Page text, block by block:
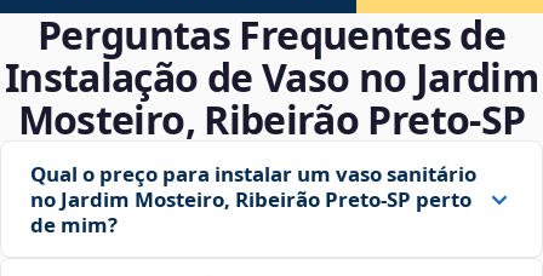
Perguntas Frequentes de
Instalação de Vaso no Jardim
Mosteiro, Ribeirão Preto‑SP
Qual o preço para instalar um vaso sanitário
no Jardim Mosteiro, Ribeirão Preto‑SP perto
de mim?